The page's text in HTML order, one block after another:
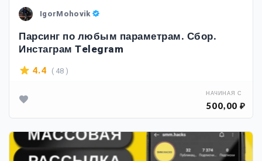
IgorMohovik
Парсинг по любым параметрам. Сбор.
Инстаграм Telegram
4.4 ( 48 )
НАЧИНАЯ С
500,00 ₽